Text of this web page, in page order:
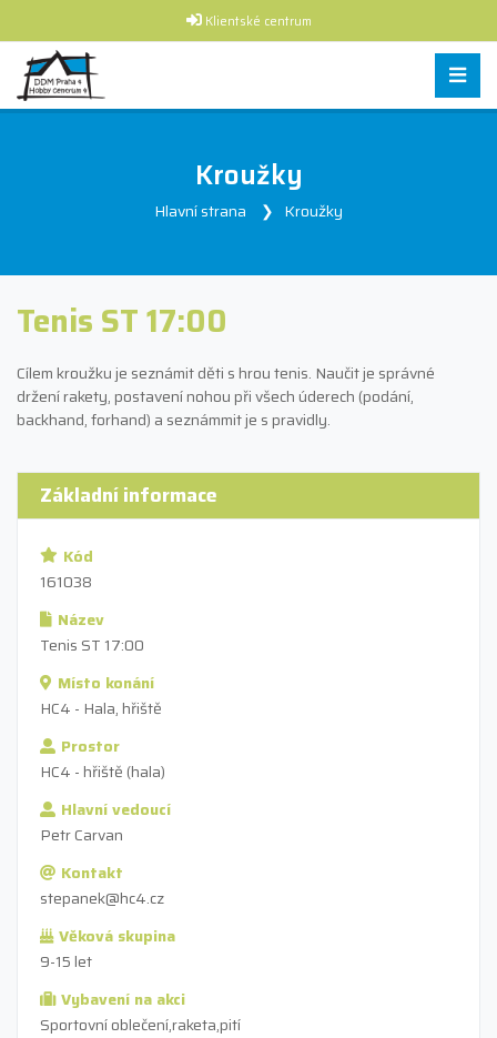
Klientské centrum
Kroužky
Hlavní strana Kroužky
Tenis ST 17:00
Cílem kroužku je seznámit děti s hrou tenis. Naučit je správné
držení rakety, postavení nohou při všech úderech (podání,
backhand, forhand) a seznámmit je s pravidly.
Základní informace
Kód
161038
Název
Tenis ST 17:00
Místo konání
HC4 - Hala, hřiště
Prostor
HC4 - hřiště (hala)
Hlavní vedoucí
Petr Carvan
Kontakt
stepanek@hc4.cz
Věková skupina
9-15 let
Vybavení na akci
Sportovní oblečení,raketa,pití